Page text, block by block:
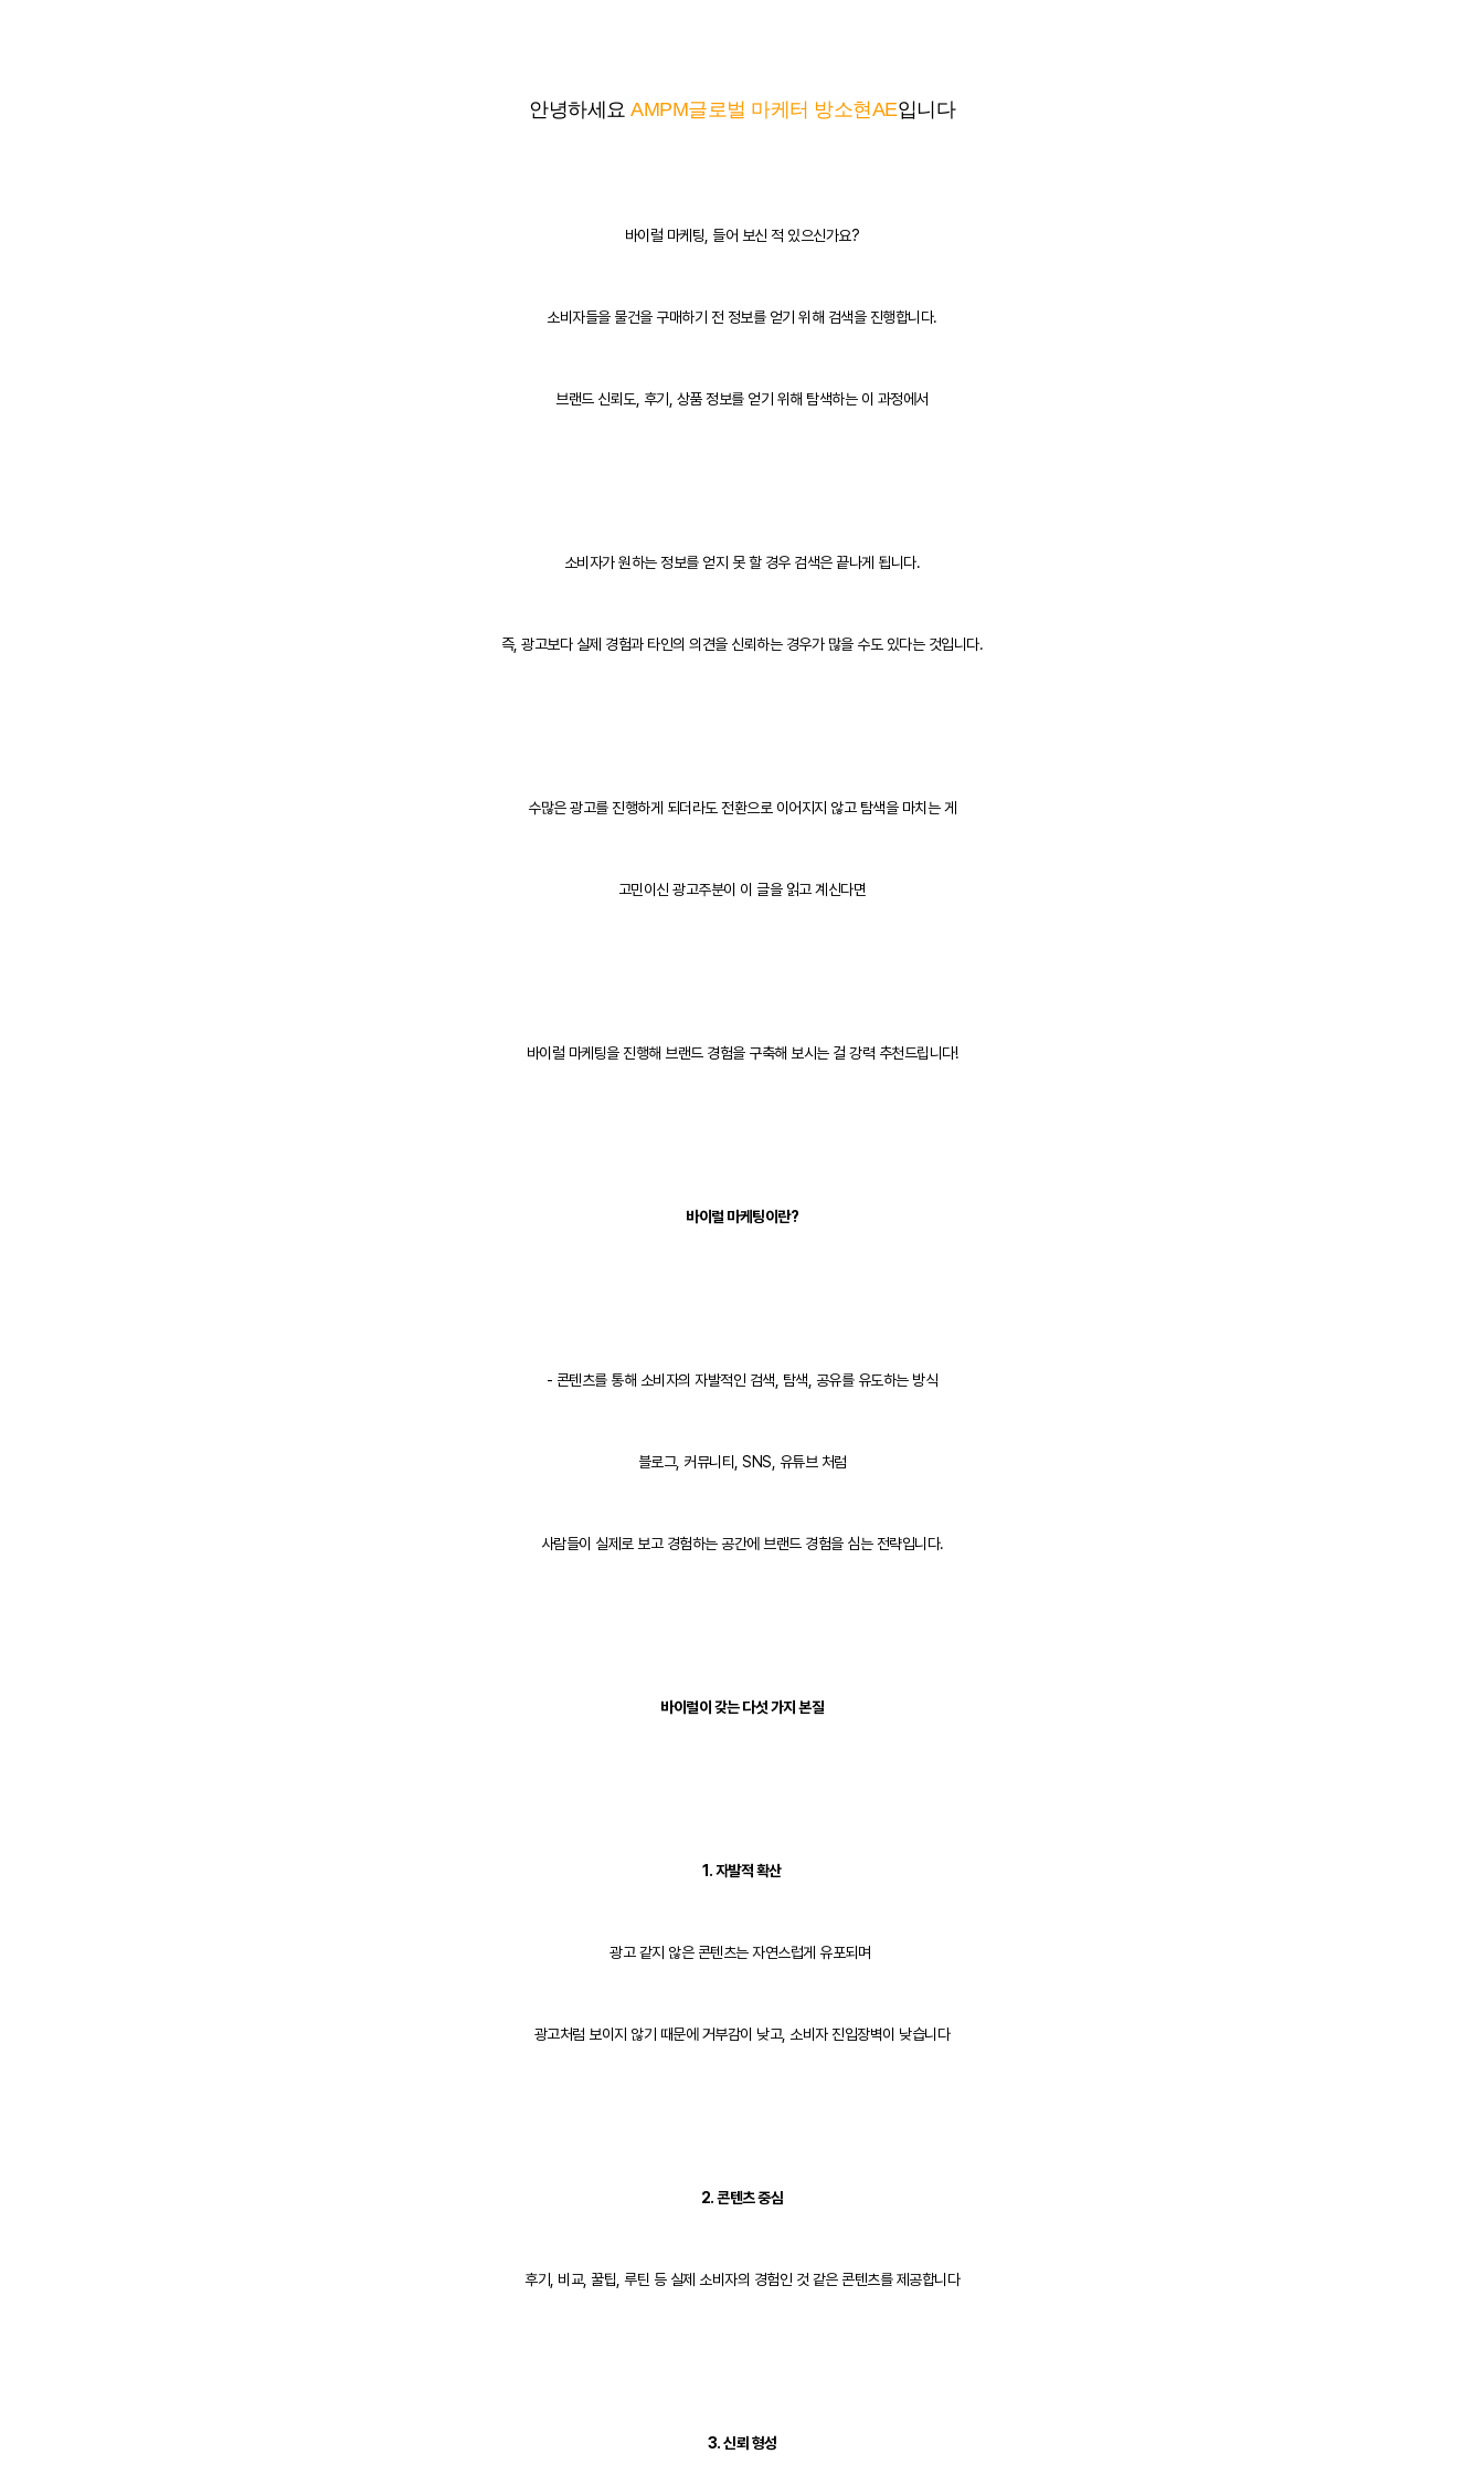
안녕하세요 AMPM글로벌 마케터 방소현AE입니다
바이럴 마케팅, 들어 보신 적 있으신가요?
소비자들을 물건을 구매하기 전 정보를 얻기 위해 검색을 진행합니다.
브랜드 신뢰도, 후기, 상품 정보를 얻기 위해 탐색하는 이 과정에서
소비자가 원하는 정보를 얻지 못 할 경우 검색은 끝나게 됩니다.
즉, 광고보다 실제 경험과 타인의 의견을 신뢰하는 경우가 많을 수도 있다는 것입니다.
수많은 광고를 진행하게 되더라도 전환으로 이어지지 않고 탐색을 마치는 게
고민이신 광고주분이 이 글을 읽고 계신다면
바이럴 마케팅을 진행해 브랜드 경험을 구축해 보시는 걸 강력 추천드립니다!
바이럴 마케팅이란?
- 콘텐츠를 통해 소비자의 자발적인 검색, 탐색, 공유를 유도하는 방식
블로그, 커뮤니티, SNS, 유튜브 처럼
사람들이 실제로 보고 경험하는 공간에 브랜드 경험을 심는 전략입니다.
바이럴이 갖는 다섯 가지 본질
1. 자발적 확산
광고 같지 않은 콘텐츠는 자연스럽게 유포되며
광고처럼 보이지 않기 때문에 거부감이 낮고, 소비자 진입장벽이 낮습니다
2. 콘텐츠 중심
후기, 비교, 꿀팁, 루틴 등 실제 소비자의 경험인 것 같은 콘텐츠를 제공합니다
3. 신뢰 형성